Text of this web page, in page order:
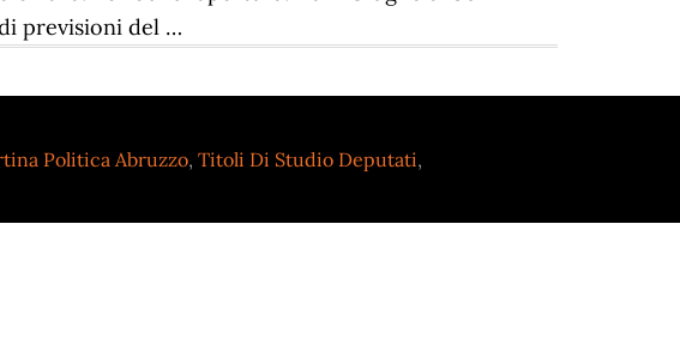
previsioni del …
Politica Abruzzo, Titoli Di Studio Deputati,